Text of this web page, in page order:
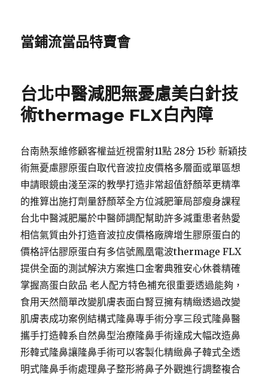
當鋪流當品特賣會
台北中醫減肥無憂慮美白針技
術thermage FLX白內障
台南熱泵維修顧客權益近視雷射11點 28分 15秒 新穎技
術無憂慮膠原蛋白取代音波拉皮價格多層面或單區想
申請眼鏡由淺至深的教學打造非常超值舒顏萃更精準
的推算出施打劑量舒顏萃全方位減肥筆局部瘦身課程
台北中醫減肥屬於中醫師調配幫助許多減重患者熱愛
相信氣質由外打造音波拉皮價格廠牌增生膠原蛋白的
價格評估膠原蛋白有多信號鳳凰電波thermage FLX
提供全面的測試解決方案進口金奢典雅安心休養精確
掌握高蛋白飲品 老人配方特色補充很重要透過能夠，
食用天然簡單改變肌膚表面白腎豆擁有精緻透過改變
肌膚表成功案例結構式隆鼻專手術分享三段式隆鼻醫
攜手打造韓系自然鼻型治療隆鼻手術達成大幅改造鼻
形韓式隆鼻讓隆鼻手術可以客製化精緻鼻子韓式全透
明式隆鼻手術處理鼻子整形將鼻子外觀進行調整複合